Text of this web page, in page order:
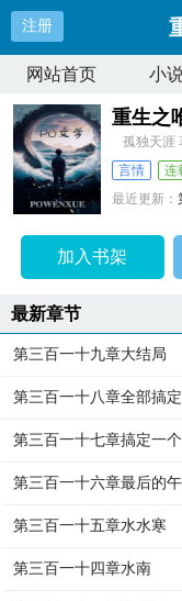
注册
网站首页 小
重生之
孤独天涯
言情
连
最近更新：
加入书架
最新章节
第三百一十九章大结局
第三百一十八章全部搞定
第三百一十七章搞定一
第三百一十六章最后的
第三百一十五章水水寒
第三百一十四章水南